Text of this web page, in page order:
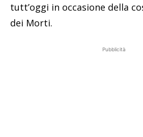
tutt’oggi in occasione della
dei Morti.
Pubblicità